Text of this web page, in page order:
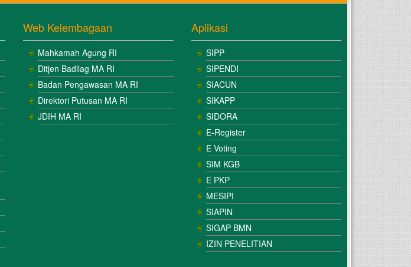
Web Kelembagaan
Mahkamah Agung RI
Ditjen Badilag MA RI
Badan Pengawasan MA RI
Direktori Putusan MA RI
JDIH MA RI
Aplikasi
SIPP
SIPENDI
SIACUN
SIKAPP
SIDORA
E-Register
E Voting
SIM KGB
E PKP
MESIPI
SIAPIN
SIGAP BMN
IZIN PENELITIAN